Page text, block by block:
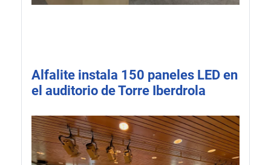
Alfalite instala 150 paneles LED en
el auditorio de Torre Iberdrola